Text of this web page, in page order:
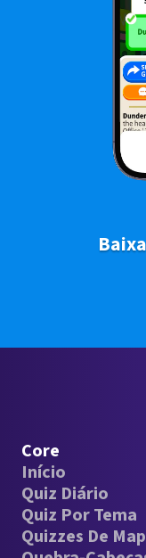
Core
Início
Quiz Diário
Quiz Por Tema
Quizzes De